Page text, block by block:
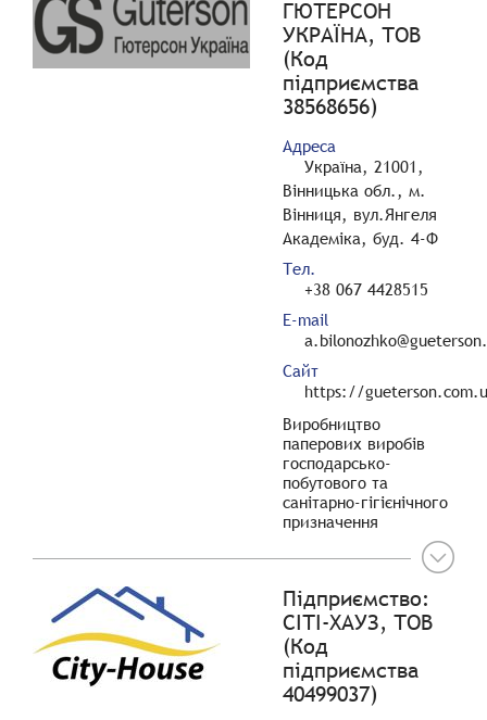
ГЮТЕРСОН
УКРАЇНА, ТОВ
(Код
підприємства
38568656)
Адреса
Україна, 21001,
Вінницька обл., м.
Вінниця, вул.Янгеля
Академіка, буд. 4-Ф
Тел.
+38 067 4428515
E-mail
Сайт
https://
Виробництво
паперових виробів
господарсько-
побутового та
санітарно-гігієнічного
призначення
Підприємство:
СІТІ-ХАУЗ, ТОВ
(Код
підприємства
40499037)